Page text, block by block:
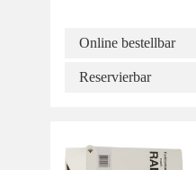
Online bestellbar
Reservierbar